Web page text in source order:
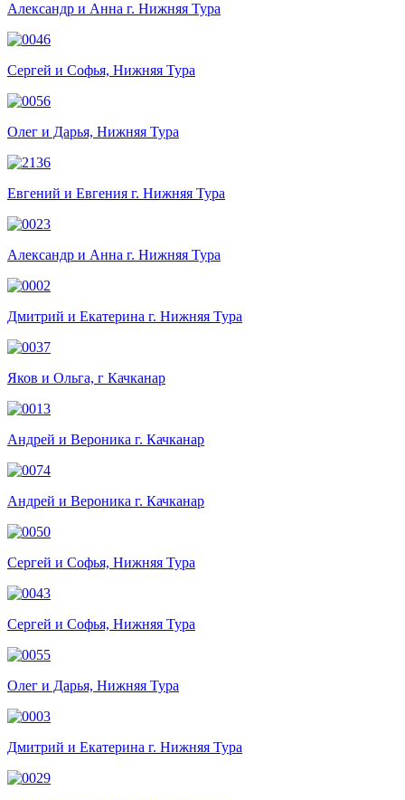
Александр и Анна г. Нижняя Тура
Сергей и Софья, Нижняя Тура
Олег и Дарья, Нижняя Тура
Евгений и Евгения г. Нижняя Тура
Александр и Анна г. Нижняя Тура
Дмитрий и Екатерина г. Нижняя Тура
Яков и Ольга, г Качканар
Андрей и Вероника г. Качканар
Андрей и Вероника г. Качканар
Сергей и Софья, Нижняя Тура
Сергей и Софья, Нижняя Тура
Олег и Дарья, Нижняя Тура
Дмитрий и Екатерина г. Нижняя Тура